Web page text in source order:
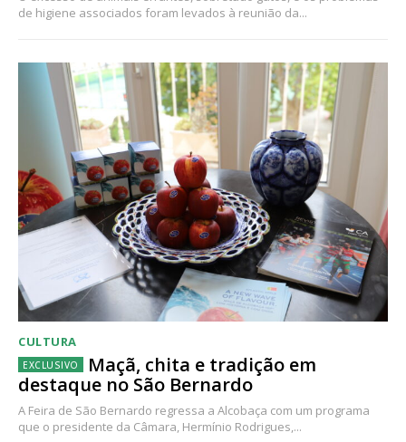
de higiene associados foram levados à reunião da...
CULTURA
Maçã, chita e tradição em
destaque no São Bernardo
A Feira de São Bernardo regressa a Alcobaça com um programa
que o presidente da Câmara, Hermínio Rodrigues,...